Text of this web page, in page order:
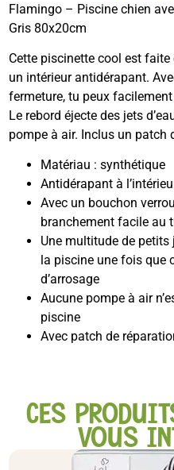
Flamingo – Piscine chien
Gris 80x20cm
Cette piscinette cool est
un intérieur antidérapant.
fermeture, tu peux
Le rebord éjecte des jets
pompe à air. Inclus un patch
Matériau : synthétique
Antidérapant à
Avec un bouchon
branchement facile au
Une multitude de petits
la piscine une fois que
d’arrosage
Aucune pompe à air
piscine
Avec patch de
CES
VOUS